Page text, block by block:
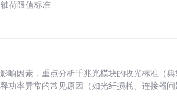
荷限值标准
响因素，重点分析千兆光模块的收光标准（典
功率异常的常见原因（如光纤损耗、连接器